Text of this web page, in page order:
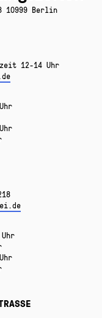
10999 Berlin
12-14 Uhr